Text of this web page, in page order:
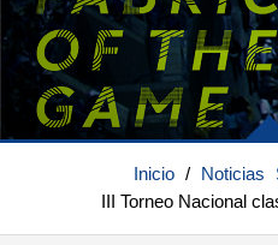
Inicio / Noticias
III Torneo Nacional